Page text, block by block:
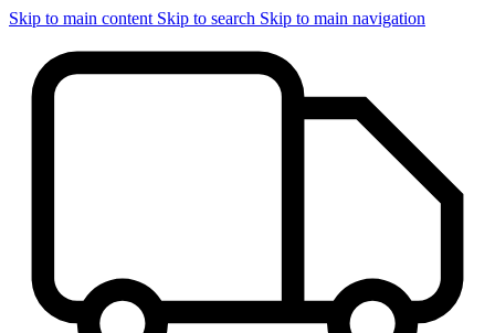
Skip to main content Skip to search Skip to main navigation